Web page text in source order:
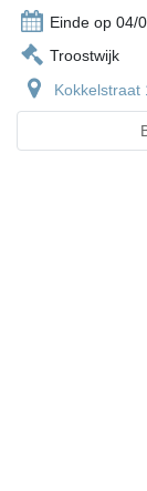
Einde op 04/
Troostwijk
Kokkelstraat